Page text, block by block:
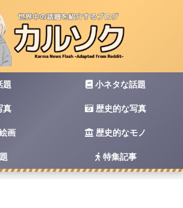
題 小ネタな話題
真 歴史的な写真
画 歴史的なモノ
特集記事